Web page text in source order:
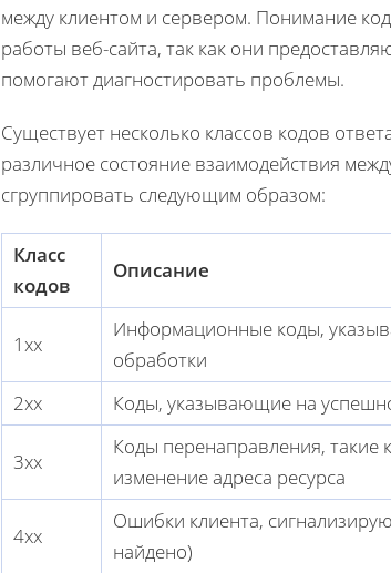
между клиентом и сервером. Понимание
работы веб-сайта, так как они
помогают диагностировать проблемы.
Существует несколько классов кодов
различное состояние взаимодействия
сгруппировать следующим образом:
Класс
кодов
Описание
1xx
Информационные коды,
обработки
2xx
Коды, указывающие на
3xx
Коды перенаправления,
изменение адреса ресурса
4xx
Ошибки клиента,
найдено)